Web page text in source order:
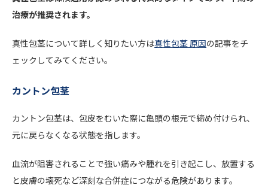
治療が推奨されます。
真性包茎について詳しく知りたい方は真性包茎 原因の記事をチ
ェックしてみてください。
カントン包茎
カントン包茎は、包皮をむいた際に亀頭の根元で締め付けられ、
元に戻らなくなる状態を指します。
血流が阻害されることで強い痛みや腫れを引き起こし、放置する
と皮膚の壊死など深刻な合併症につながる危険があります。